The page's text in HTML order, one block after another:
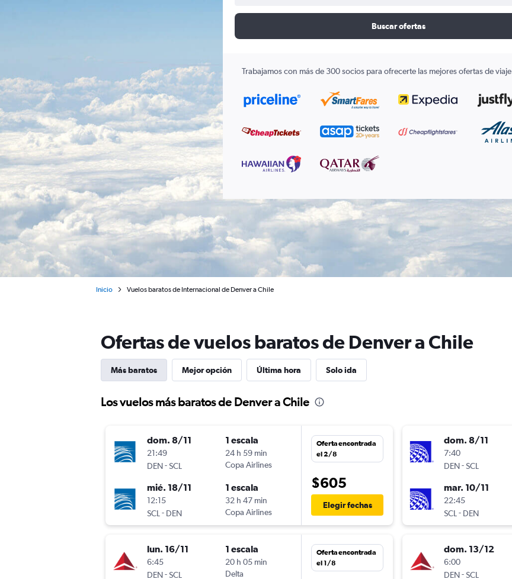
Buscar ofertas
Trabajamos con más de 300 socios para ofrecerte las mejores ofertas de viaje
Inicio Vuelos baratos de Internacional de Denver a Chile
Ofertas de vuelos baratos de Denver a Chile
Más baratos Mejor opción Última hora Solo ida
Los vuelos más baratos de Denver a Chile
dom. 8/11
21:49
DEN-SCL
1 escala
24 h 59 min
Copa Airlines
mié. 18/11
12:15
SCL - DEN
1 escala
32 h 47 min
Copa Airlines
Oferta encontrada
el 2/8
$605
Elegir fechas
lun. 16/11
6:45
DEN-SCL
1 escala
20 h 05 min
Delta
Oferta encontrada
el 1/8
dom. 8/11
7:40
DEN-SCL
mar. 10/11
22:45
SCL - DEN
dom. 13/12
6:00
DEN-SCL